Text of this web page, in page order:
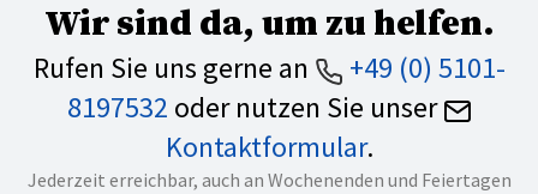
Wir sind da, um zu helfen.
Rufen Sie uns gerne an
+49 (0) 5101-
8197532 oder nutzen Sie unser
Kontaktformular.
Jederzeit erreichbar, auch an Wochenenden und Feiertagen